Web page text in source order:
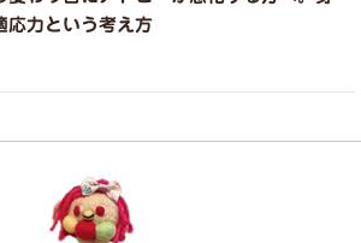
応力という考え方